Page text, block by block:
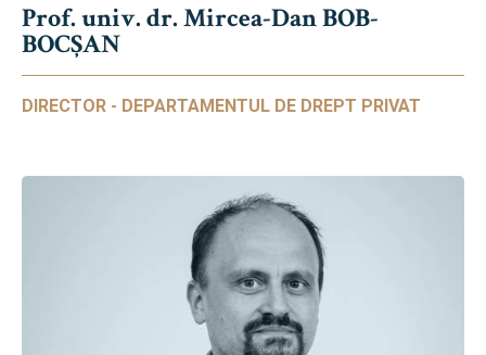
Prof. univ. dr. Mircea-Dan BOB-
BOCȘAN
DIRECTOR - DEPARTAMENTUL DE DREPT PRIVAT